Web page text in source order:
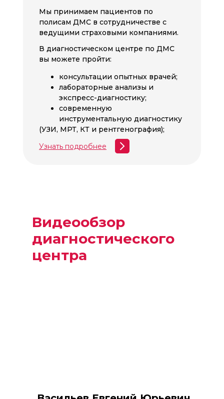
Мы принимаем пациентов по
полисам ДМС в сотрудничестве с
ведущими страховыми компаниями.
В диагностическом центре по ДМС
вы можете пройти:
консультации опытных врачей;
лабораторные анализы и
экспресс-диагностику;
современную
инструментальную диагностику
(УЗИ, МРТ, КТ и рентгенография);
Узнать подробнее
Видеообзор
диагностического
центра